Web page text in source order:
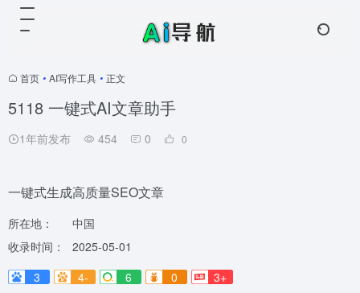
首页 • AI写作工具 • 正文
5118 一键式AI文章助手
1年前发布 454 0 0
一键式生成高质量SEO文章
所在地：
中国
收录时间：
2025-05-01
3
4- 6 0 3+